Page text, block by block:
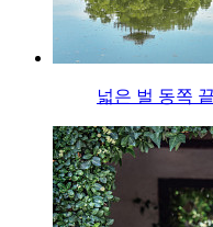
넓은 벌 동쪽